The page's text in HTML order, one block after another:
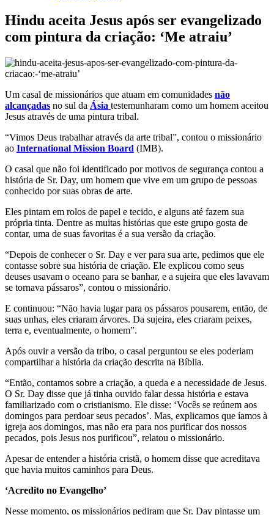
Hindu aceita Jesus após ser evangelizado
com pintura da criação: ‘Me atraiu’
Um casal de missionários que atuam em comunidades não
alcançadas no sul da Ásia testemunharam como um homem aceitou
Jesus através de uma pintura tribal.
“Vimos Deus trabalhar através da arte tribal”, contou o missionário
ao International Mission Board (IMB).
O casal que não foi identificado por motivos de segurança contou a
história de Sr. Day, um homem que vive em um grupo de pessoas
conhecido por suas obras de arte.
Eles pintam em rolos de papel e tecido, e alguns até fazem sua
própria tinta. Dentre as muitas histórias que este grupo gosta de
contar, uma de suas favoritas é a sua versão da criação.
“Depois de conhecer o Sr. Day e ver para sua arte, pedimos que ele
contasse sobre sua história de criação. Ele explicou como seus
deuses usavam o oceano para se banhar, e a sujeira que eles lavavam
se tornava pássaros”, contou o missionário.
E continuou: “Não havia lugar para os pássaros pousarem, então, de
suas unhas, eles criaram árvores. Da sujeira, eles criaram peixes,
terra e, eventualmente, o homem”.
Após ouvir a versão da tribo, o casal perguntou se eles poderiam
compartilhar a história da criação descrita na Bíblia.
“Então, contamos sobre a criação, a queda e a necessidade de Jesus.
O Sr. Day disse que já tinha ouvido falar dessa história e estava
familiarizado com o cristianismo. Ele disse: ‘Vocês se reúnem aos
domingos para perdoar seus pecados’. Mas, explicamos que íamos à
igreja aos domingos, mas não era para nos purificar dos nossos
pecados, pois Jesus nos purificou”, relatou o missionário.
Apesar de entender a história cristã, o homem disse que acreditava
que havia muitos caminhos para Deus.
‘Acredito no Evangelho’
Nesse momento, os missionários pediram que Sr. Day pintasse um